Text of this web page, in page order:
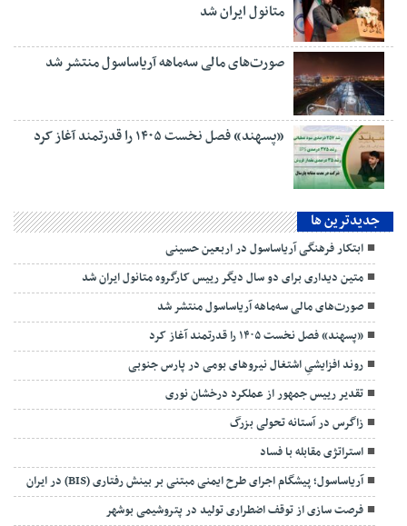
متانول ایران شد
صورت‌های مالی سه‌ماهه آریاساسول منتشر شد
«پسهند» فصل نخست ۱۴۰۵ را قدرتمند آغاز کرد
جديدترين ها
ابتکار فرهنگی آریاساسول در اربعین حسینی
متین دیداری برای دو سال دیگر رییس کارگروه متانول ایران شد
صورت‌های مالی سه‌ماهه آریاساسول منتشر شد
«پسهند» فصل نخست ۱۴۰۵ را قدرتمند آغاز کرد
روند افزایشیِ اشتغال نیروهای بومی در پارس جنوبی
تقدیر رییس جمهور از عملکرد درخشان نوری
زاگرس در آستانه تحولی بزرگ
استراتژی مقابله با فساد
آریاساسول؛ پیشگام اجرای طرح ایمنی مبتنی بر بینش رفتاری (BIS) در ایران
فرصت سازی از توقف اضطراری تولید در پتروشیمی بوشهر